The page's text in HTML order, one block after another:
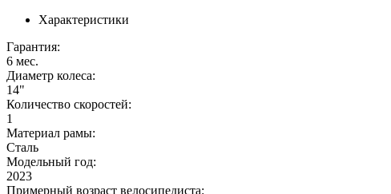
Характеристики
Гарантия:
6 мес.
Диаметр колеса:
14"
Количество скоростей:
1
Материал рамы:
Сталь
Модельный год:
2023
Примерный возраст велосипедиста: